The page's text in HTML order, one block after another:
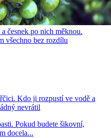
česnek po nich měknou.
všechno bez rozdílu
Kdo ji rozpustí ve vodě a
nevrátil
Pokud budete šikovní,
docela...